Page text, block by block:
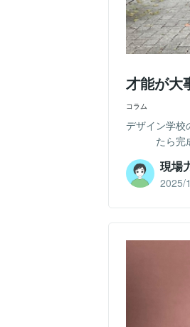
才能が
コラム
デザイン学
たら完成
現場
2025/